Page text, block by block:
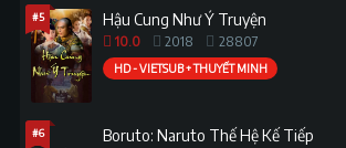
#5 Hậu Cung Như Ý Truyện
10.0 2018 28807
HD - VIETSUB + THUYẾT MINH
#6 Boruto: Naruto Thế Hệ Kế Tiếp